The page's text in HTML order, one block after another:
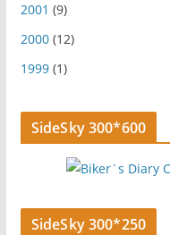
2001 (9)
2000(12)
1999(1)
SideSky 300*600
SideSky 300*250